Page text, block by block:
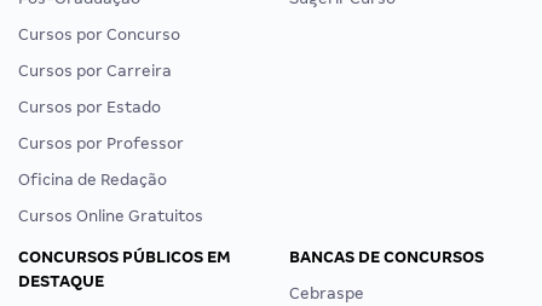
Cursos por Concurso
Cursos por Carreira
Cursos por Estado
Cursos por Professor
Oficina de Redação
Cursos Online Gratuitos
CONCURSOS PÚBLICOS EM
DESTAQUE
BANCAS DE CONCURSOS
Cebraspe